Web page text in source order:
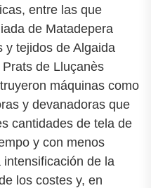
entre las que
de Matadepera
y tejidos de Algaida
de Lluçanès
máquinas como
y devanadoras que
cantidades de tela de
y con menos
de la
los costes y, en